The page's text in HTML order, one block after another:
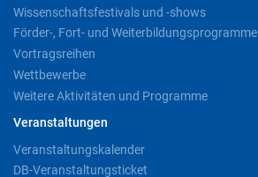
Wissenschaftsfestivals und -shows
Förder-, Fort- und Weiterbildungsprogramme
Vortragsreihen
Wettbewerbe
Weitere Aktivitäten und Programme
Veranstaltungen
Veranstaltungskalender
DB-Veranstaltungsticket